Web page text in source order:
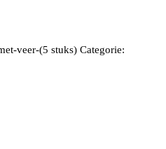
veer-(5 stuks) Categorie: